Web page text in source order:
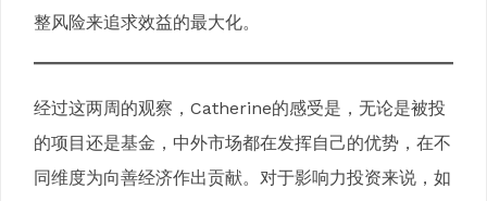
整风险来追求效益的最大化。
经过这两周的观察，Catherine的感受是，无论是被投
的项目还是基金，中外市场都在发挥自己的优势，在不
同维度为向善经济作出贡献。对于影响力投资来说，如